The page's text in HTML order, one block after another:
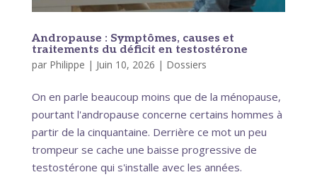
Andropause : Symptômes, causes et
traitements du déficit en testostérone
par Philippe | Juin 10, 2026 | Dossiers
On en parle beaucoup moins que de la ménopause,
pourtant l'andropause concerne certains hommes à
partir de la cinquantaine. Derrière ce mot un peu
trompeur se cache une baisse progressive de
testostérone qui s'installe avec les années.